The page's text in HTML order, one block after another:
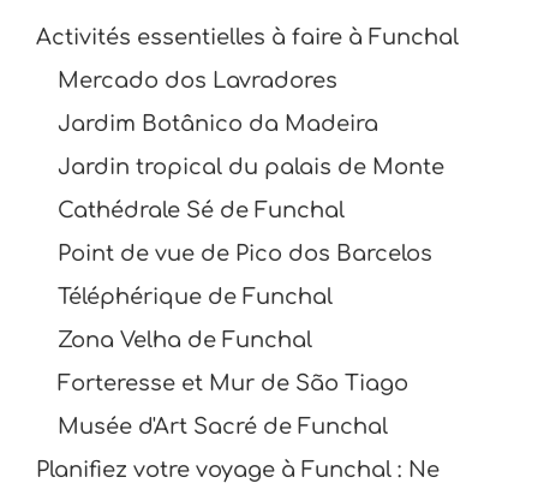
Activités essentielles à faire à Funchal
Mercado dos Lavradores
Jardim Botânico da Madeira
Jardin tropical du palais de Monte
Cathédrale Sé de Funchal
Point de vue de Pico dos Barcelos
Téléphérique de Funchal
Zona Velha de Funchal
Forteresse et Mur de São Tiago
Musée d'Art Sacré de Funchal
Planifiez votre voyage à Funchal : Ne